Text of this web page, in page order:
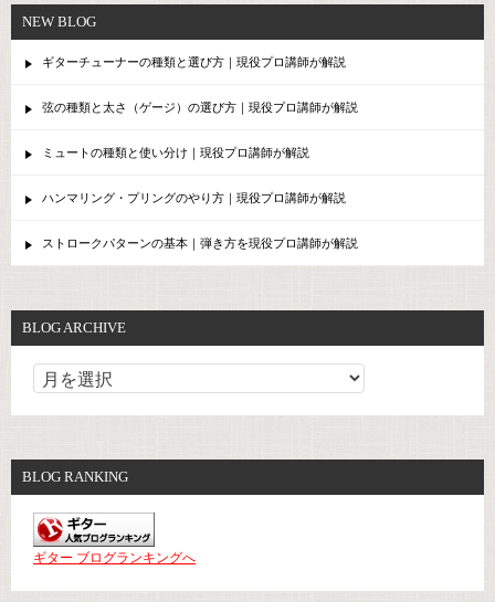
NEW BLOG
ギターチューナーの種類と選び方｜現役プロ講師が解説
弦の種類と太さ（ゲージ）の選び方｜現役プロ講師が解説
ミュートの種類と使い分け｜現役プロ講師が解説
ハンマリング・プリングのやり方｜現役プロ講師が解説
ストロークパターンの基本｜弾き方を現役プロ講師が解説
BLOG ARCHIVE
BLOG RANKING
ギター ブログランキングへ